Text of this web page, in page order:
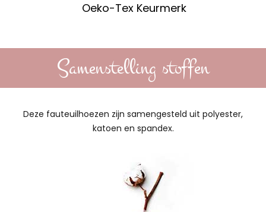
Oeko-Tex Keurmerk
Samenstelling stoffen
Deze fauteuilhoezen zijn samengesteld uit polyester,
katoen en spandex.